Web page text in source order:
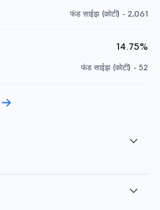
फंड साईझ (कोटी) - 2,061
14.75%
फंड साईझ (कोटी) - 52